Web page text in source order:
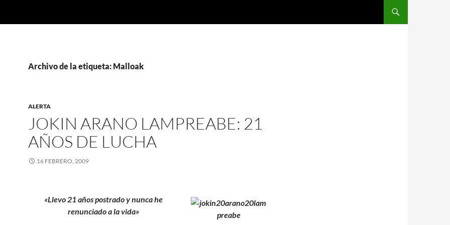
Archivo de la etiqueta: Malloak
ALERTA
JOKIN ARANO LAMPREABE: 21
AÑOS DE LUCHA
16 FEBRERO, 2009
«Llevo 21 años postrado y nunca he
renunciado a la vida»